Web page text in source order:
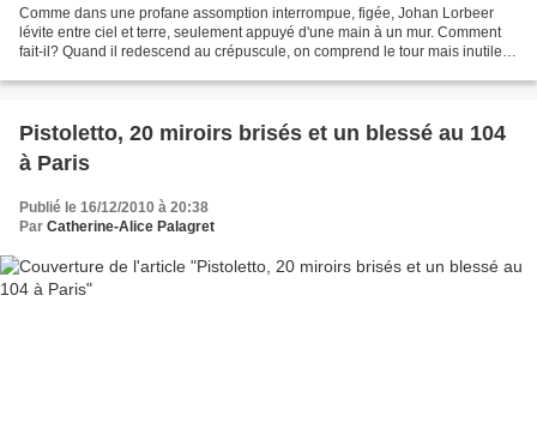
Comme dans une profane assomption interrompue, figée, Johan Lorbeer
lévite entre ciel et terre, seulement appuyé d'une main à un mur. Comment
fait-il? Quand il redescend au crépuscule, on comprend le tour mais inutile
Pistoletto, 20 miroirs brisés et un blessé au 104
à Paris
Publié le 16/12/2010 à 20:38
Par Catherine-Alice Palagret